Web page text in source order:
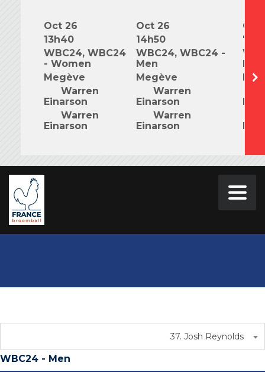
Oct 26
13h40
WBC24, WBC24
- Women
Megève
Warren
Einarson
Warren
Einarson
Oct 26
14h50
WBC24, WBC24 -
Men
Megève
Warren
Einarson
Warren
Einarson
Oct
37. Josh Reynolds
WBC24 - Men